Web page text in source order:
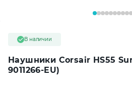
Наушники Corsair HS55
9011266-EU)
В наличии